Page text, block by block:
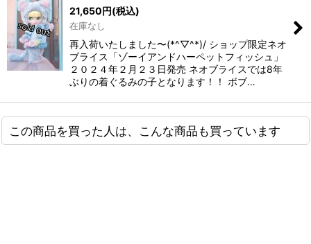
21,650円(税込)
在庫なし
再入荷いたしました〜(*^▽^*)/ ショップ限定ネオ
ブライス「ゾーイアンドハーペットフィッシュ」
２０２４年２月２３日発売 ネオブライスでは8年
ぶりの着ぐるみの子となります！！ ボブ…
この商品を買った人は、こんな商品も買っています